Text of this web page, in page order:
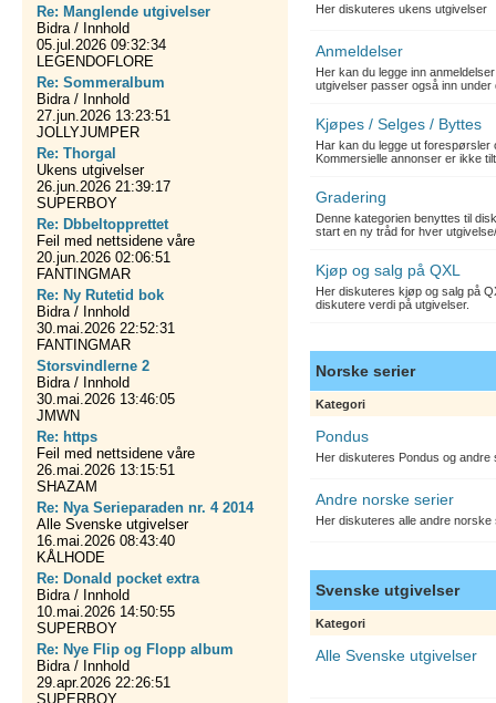
Re: Manglende utgivelser
Bidra / Innhold
05.jul.2026 09:32:34
LEGENDOFLORE
Re: Sommeralbum
Bidra / Innhold
27.jun.2026 13:23:51
JOLLYJUMPER
Re: Thorgal
Ukens utgivelser
26.jun.2026 21:39:17
SUPERBOY
Re: Dbbeltopprettet
Feil med nettsidene våre
20.jun.2026 02:06:51
FANTINGMAR
Re: Ny Rutetid bok
Bidra / Innhold
30.mai.2026 22:52:31
FANTINGMAR
Storsvindlerne 2
Bidra / Innhold
30.mai.2026 13:46:05
JMWN
Re: https
Feil med nettsidene våre
26.mai.2026 13:15:51
SHAZAM
Re: Nya Serieparaden nr. 4 2014
Alle Svenske utgivelser
16.mai.2026 08:43:40
KÅLHODE
Re: Donald pocket extra
Bidra / Innhold
10.mai.2026 14:50:55
SUPERBOY
Re: Nye Flip og Flopp album
Bidra / Innhold
29.apr.2026 22:26:51
SUPERBOY
Her diskuteres ukens utgivelser
Anmeldelser
Her kan du legge inn
utgivelser passer også inn under
Kjøpes / Selges / Byttes
Har kan du legge ut forespørsler
Kommersielle annonser er ikke
Gradering
Denne kategorien benyttes til
start en ny tråd for hver
Kjøp og salg på QXL
Her diskuteres kjøp og salg på
diskutere verdi på utgivelser.
Norske serier
Kategori
Pondus
Her diskuteres Pondus og
Andre norske serier
Her diskuteres alle andre
Svenske utgivelser
Kategori
Alle Svenske utgivelser